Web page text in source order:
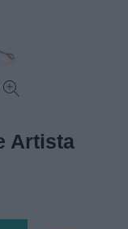
Artista